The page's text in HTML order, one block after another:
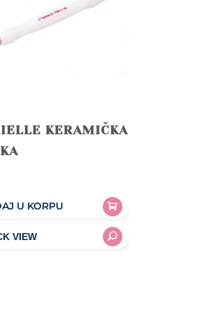
KERAMIČKA
U KORPU